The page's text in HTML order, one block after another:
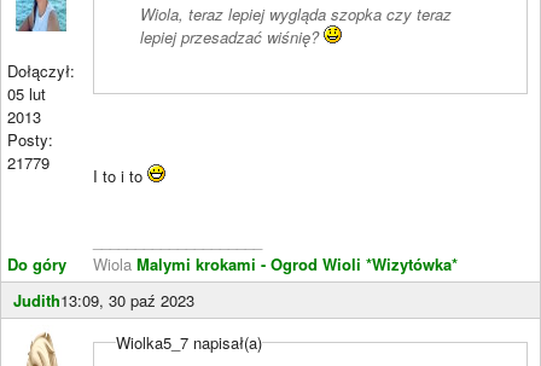
Dołączył:
05 lut
2013
Posty:
21779
Do góry
Wiola, teraz lepiej wygląda szopka czy teraz
lepiej przesadzać wiśnię?
I to i to
Wiola Malymi krokami - Ogrod Wioli *Wizytówka*
Judith13:09, 30 paź 2023
Wiolka5_7 napisał(a)